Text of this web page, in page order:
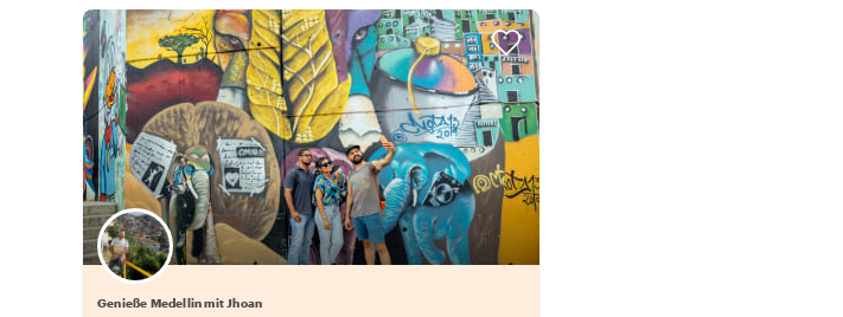
Genieße Medellin mit Jhoan